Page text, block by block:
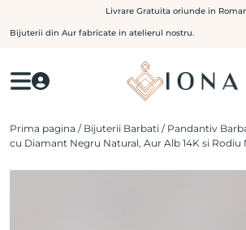
to
Livrare Gratuita oriunde in
Bijuterii din Aur fabricate in atelierul nostru.
Prima pagina / Bijuterii Barbati / Pandantiv
cu Diamant Negru Natural, Aur Alb 14K si Rodiu